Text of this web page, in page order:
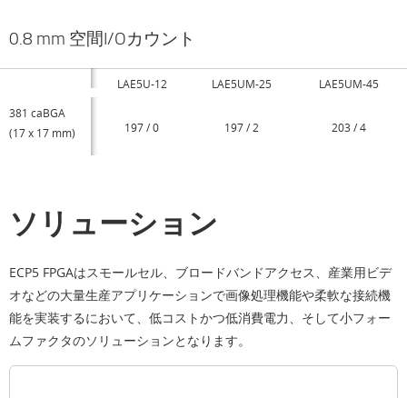
0.8 mm 空間I/Oカウント
LAE5U-12 LAE5UM-25
LAE5UM-45
381 caBGA
(17 x 17 mm)
197 / 0 197 / 2 203 / 4
ソリューション
ECP5 FPGAはスモールセル、ブロードバンドアクセス、産業用ビデ
オなどの大量生産アプリケーションで画像処理機能や柔軟な接続機
能を実装するにおいて、低コストかつ低消費電力、そして小フォー
ムファクタのソリューションとなります。